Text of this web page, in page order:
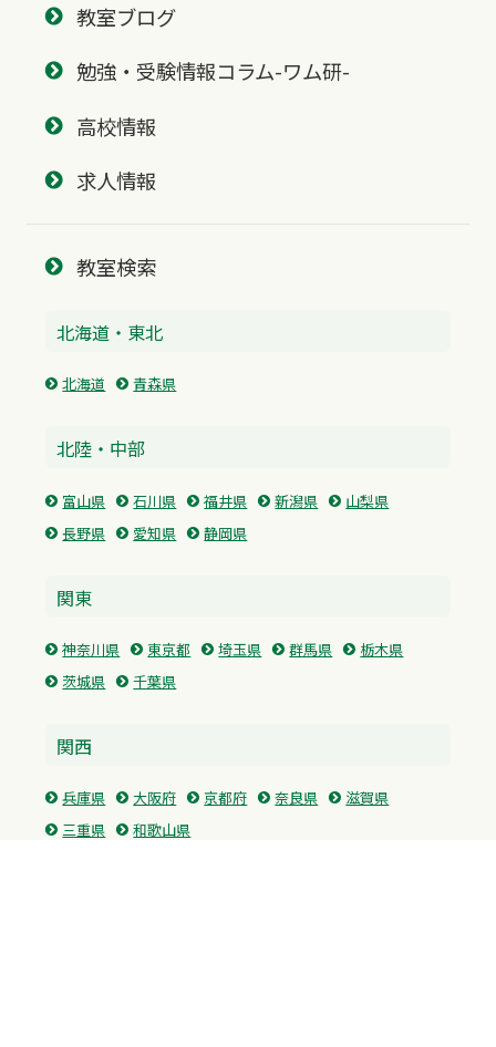
教室ブログ
勉強・受験情報コラム-ワム研-
高校情報
求人情報
教室検索
北海道・東北
北海道 青森県
北陸・中部
富山県 石川県 福井県 新潟県
山梨県
長野県
愛知県 静岡県
関東
神奈川県 東京都 埼玉県 群馬県
栃木県
茨城県
千葉県
関西
兵庫県 大阪府 京都府 奈良県
滋賀県
三重県
和歌山県